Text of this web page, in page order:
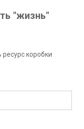
"жизнь"
коробки